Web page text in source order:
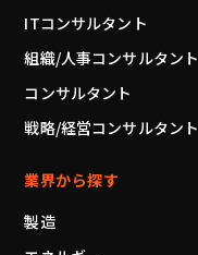
ITコンサルタント
組織/人事コンサルタント
コンサルタント
戦略/経営コンサルタント
業界から探す
製造